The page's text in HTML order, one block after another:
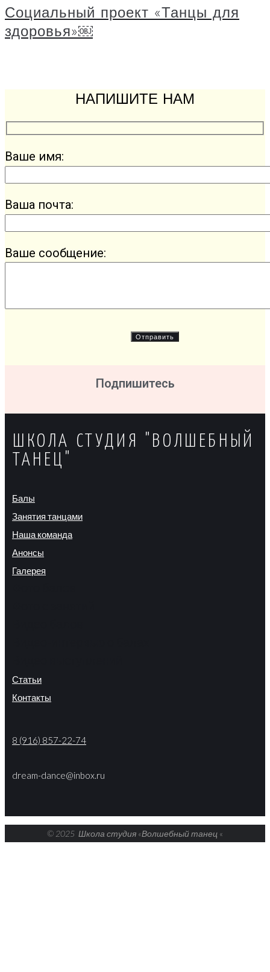
Социальный проект «Танцы для
здоровья»￼
НАПИШИТЕ НАМ
Ваше имя:
Ваша почта:
Ваше сообщение:
Подпишитесь
ШКОЛА СТУДИЯ "ВОЛШЕБНЫЙ
ТАНЕЦ"
Балы
Занятия танцами
Наша команда
Анонсы
Галерея
Статьи
Контакты
8 (916) 857-22-74
dream-dance@inbox.ru
© 2025 Школа студия «Волшебный танец «